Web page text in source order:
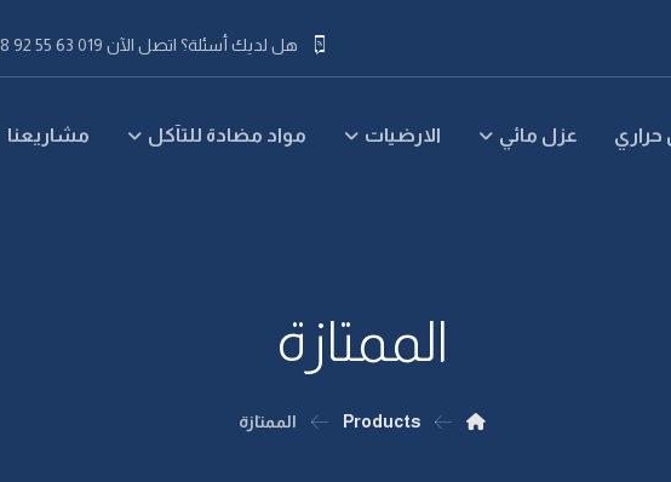
هل لديك أسئلة؟ اتصل الآن 019 63 55 92 218+
حراري عزل مائي الارضيات مواد مضادة للتآكل مشاريعنا
الممتازة
Products الممتازة